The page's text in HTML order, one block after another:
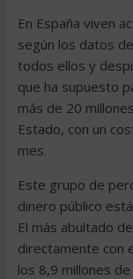
En España viven
según los datos
todos ellos y
que ha supuesto
más de 20
Estado, con un
mes.
Este grupo de
dinero público
El más abultado
directamente con
los 8,9 millones